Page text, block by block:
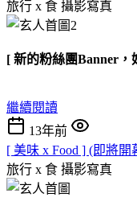
旅行 x 食 攝影寫真
[ 新的粉絲團Banner，
繼續閱讀
13年前
[ 美味 x Food ] (即將
旅行 x 食 攝影寫真